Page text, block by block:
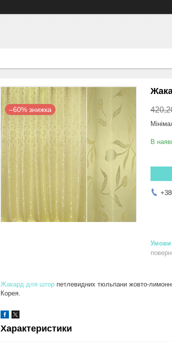
–60%
В
Жакард для штор петлевидних тюльпани жовто-
Корея.
Характеристики